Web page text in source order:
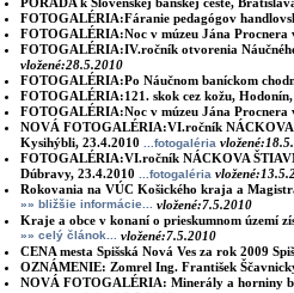
FOTOGALÉRIA:Fáranie pedagógov
FOTOGALÉRIA:Noc v múzeu Jána
FOTOGALÉRIA:IV.ročník otvorenia
vložené:28.5.2010
FOTOGALÉRIA:Po Náučnom baníckom
FOTOGALÉRIA:121. skok cez kožu,
FOTOGALÉRIA:Noc v múzeu Jána
NOVÁ FOTOGALÉRIA:VI.ročník NÁCKOVA
Kysihýbli, 23.4.2010
...fotogaléria
FOTOGALÉRIA:VI.ročník NÁCKOVA
Dúbravy, 23.4.2010
...fotogaléria
Rokovania na VÚC Košického kraja a
»» bližšie informácie... vložené:7.5.2010
Kraje a obce v konaní o prieskumnom území
»» celý článok... vložené:7.5.2010
CENA mesta Spišská Nová Ves za rok 2009
OZNÁMENIE: Zomrel Ing. František
NOVÁ FOTOGALÉRIA: Minerály a horniny